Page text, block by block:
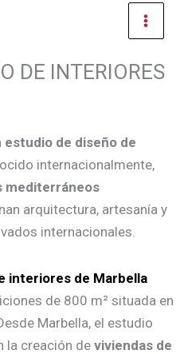
DE INTERIORES
estudio de diseño de
internacionalmente,
mediterráneos
arquitectura, artesanía y
internacionales.
interiores de Marbella
de 800 m² situada en
Marbella, el estudio
la creación de viviendas de